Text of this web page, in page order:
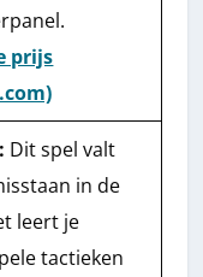
prijs
Dit spel valt
in de
leert je
tactieken